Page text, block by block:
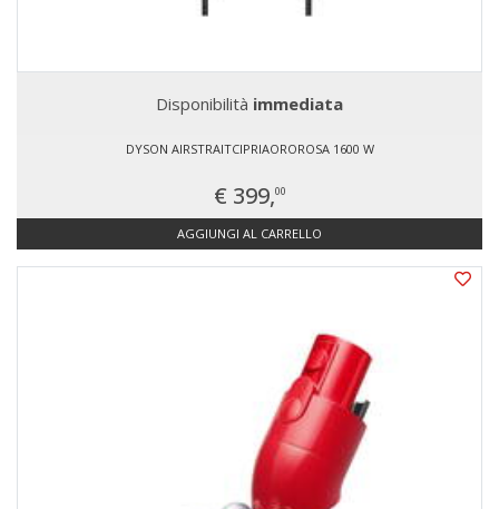
Disponibilità immediata
DYSON AIRSTRAITCIPRIAOROROSA 1600 W
€ 399,00
AGGIUNGI AL CARRELLO